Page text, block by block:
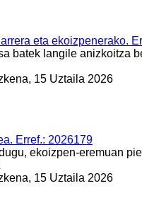
eta ekoizpenerako.
batek langile anizkoitza
15 Uztaila 2026
Erref.: 2026179
ekoizpen-eremuan
15 Uztaila 2026